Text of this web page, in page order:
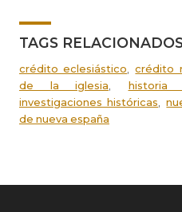
TAGS
crédito eclesiástico,crédito
de la iglesia, historia
investigaciones históricas,
de nueva españa